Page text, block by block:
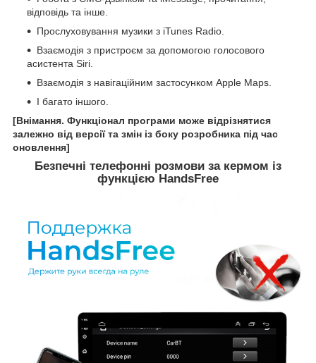
відповідь та інше.
Прослуховування музики з iTunes Radio.
Взаємодія з пристроєм за допомогою голосового
асистента Siri.
Взаємодія з навігаційним застосунком Apple Maps.
І багато іншого.
[Внімання. Функціонал програми може відрізнятися
залежно від версії та змін із боку розробника під час
оновлення]
Безпечні телефонні розмови за кермом із
функцією HandsFree